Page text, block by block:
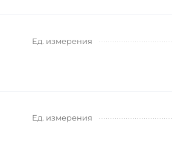
Ед. измерения
Ед. измерения